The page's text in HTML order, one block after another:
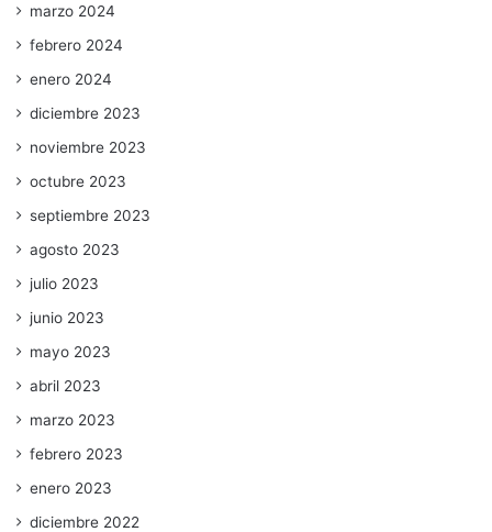
marzo 2024
febrero 2024
enero 2024
diciembre 2023
noviembre 2023
octubre 2023
septiembre 2023
agosto 2023
julio 2023
junio 2023
mayo 2023
abril 2023
marzo 2023
febrero 2023
enero 2023
diciembre 2022